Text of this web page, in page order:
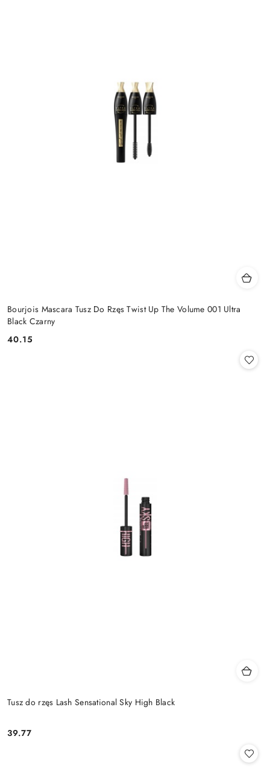
Bourjois Mascara Tusz Do Rzęs Twist Up The Volume 001 Ultra
Black Czarny
Cena:
40.15
Tusz do rzęs Lash Sensational Sky High Black
Cena:
39.77